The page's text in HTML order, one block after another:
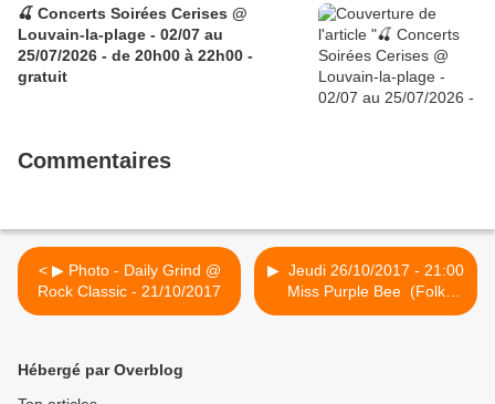
🍒 Concerts Soirées Cerises @
Louvain-la-plage - 02/07 au
25/07/2026 - de 20h00 à 22h00 -
gratuit
Commentaires
< ▶ Photo - Daily Grind @
Rock Classic - 21/10/2017
▶ Jeudi 26/10/2017 - 21:00
Miss Purple Bee (Folk
rock) @ Rock Classic - rue
Hébergé par Overblog